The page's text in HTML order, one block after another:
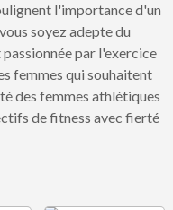
l'importance d'un
soyez adepte du
par l'exercice
femmes qui souhaitent
des femmes athlétiques
de fitness avec fierté